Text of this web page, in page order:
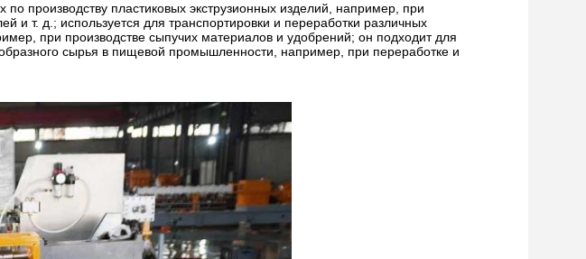
по производству пластиковых экструзионных изделий, например, при
и т. д.; используется для транспортировки и переработки различных
при производстве сыпучих материалов и удобрений; он подходит для
сырья в пищевой промышленности, например, при переработке и